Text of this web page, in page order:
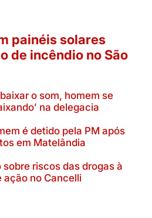
painéis solares
de incêndio no São
o som, homem se
na delegacia
é detido pela PM após
em Matelândia
riscos das drogas à
ação no Cancelli